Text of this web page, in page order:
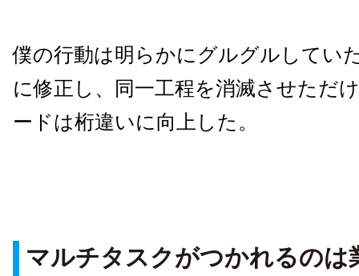
僕の行動は明らかにグルグルしてい
に修正し、同一工程を消滅させただ
ードは桁違いに向上した。
マルチタスクがつかれるのは